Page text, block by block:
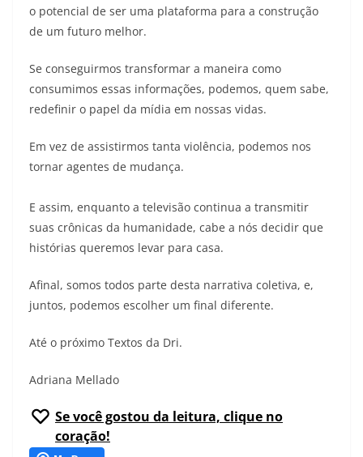
o potencial de ser uma plataforma para a construção
de um futuro melhor.
Se conseguirmos transformar a maneira como
consumimos essas informações, podemos, quem sabe,
redefinir o papel da mídia em nossas vidas.
Em vez de assistirmos tanta violência, podemos nos
tornar agentes de mudança.
E assim, enquanto a televisão continua a transmitir
suas crônicas da humanidade, cabe a nós decidir que
histórias queremos levar para casa.
Afinal, somos todos parte desta narrativa coletiva, e,
juntos, podemos escolher um final diferente.
Até o próximo Textos da Dri.
Adriana Mellado
Se você gostou da leitura, clique no
coração!